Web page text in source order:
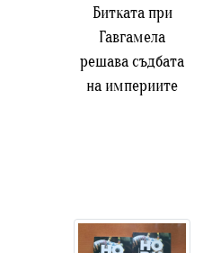
Битката при
Гавгамела
решава съдбата
на империите